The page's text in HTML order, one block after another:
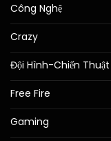
Công Nghệ
Crazy
Đội Hình-Chiến Thuật
Free Fire
Gaming